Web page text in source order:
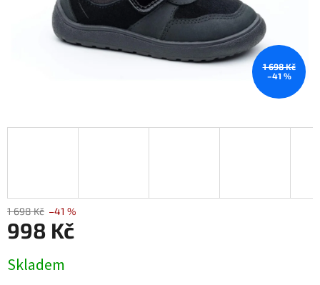
1 698 Kč
–41 %
1 698 Kč –41 %
998 Kč
cena:
Skladem